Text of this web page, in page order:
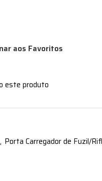
aos Favoritos
este produto
, Porta Carregador de Fuzil/